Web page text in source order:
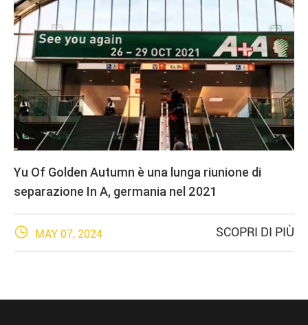
Yu Of Golden Autumn è una lunga riunione di
separazione In A, germania nel 2021
 MAY 07, 2024 SCOPRI DI PIÙ